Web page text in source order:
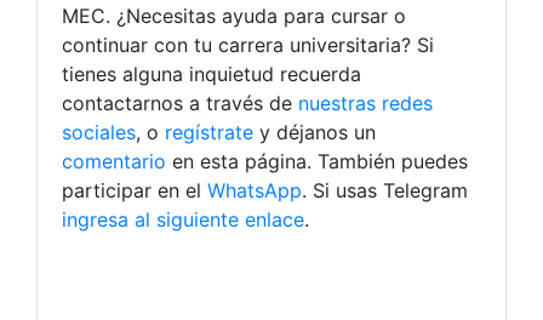
MEC. ¿Necesitas ayuda para cursar o
continuar con tu carrera universitaria? Si
tienes alguna inquietud recuerda
contactarnos a través de nuestras redes
sociales, o regístrate y déjanos un
comentario en esta página. También puedes
participar en el WhatsApp. Si usas Telegram
ingresa al siguiente enlace.